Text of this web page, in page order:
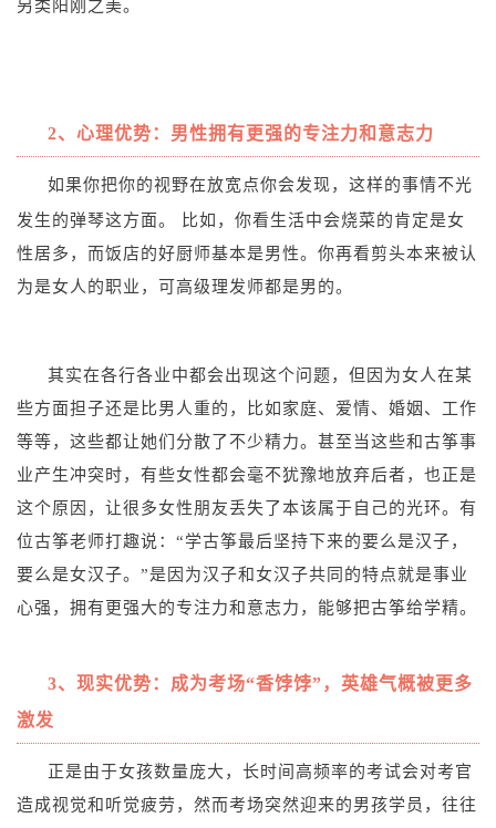
另类阳刚之美。
2、心理优势：男性拥有更强的专注力和意志力
如果你把你的视野在放宽点你会发现 ， 这样的事情不光
发生的弹琴这方面。
比如，你看生活中会烧菜的肯定是女
性居多，而饭店的好厨师基本是男性。你再看剪头本来被认
为是女人的职业，可高级理发师都是男的。
其实在各行各业中都会出现这个问题，但因为女人在某
些方面担子还是比男人重的，比如家庭、爱情、婚姻、工作
等等，这些都让她们分散了不少精力。甚至当这些和古筝事
业产生冲突时，有些女性都会毫不犹豫地放弃后者，也正是
这个原因，让很多女性朋友丢失了本该属于自己的光环。有
位古筝老师打趣说：“学古筝最后坚持下来的要么是汉子，
要么是女汉子。”是因为汉子和女汉子共同的特点就是事业
心强，拥有更强大的专注力和意志力，能够把古筝给学精。
3、现实优势：成为考场“香饽饽”，英雄气概被更多
激发
正是由于女孩数量庞大，长时间高频率的考试会对考官
造成视觉和听觉疲劳，然而考场突然迎来的男孩学员，往往